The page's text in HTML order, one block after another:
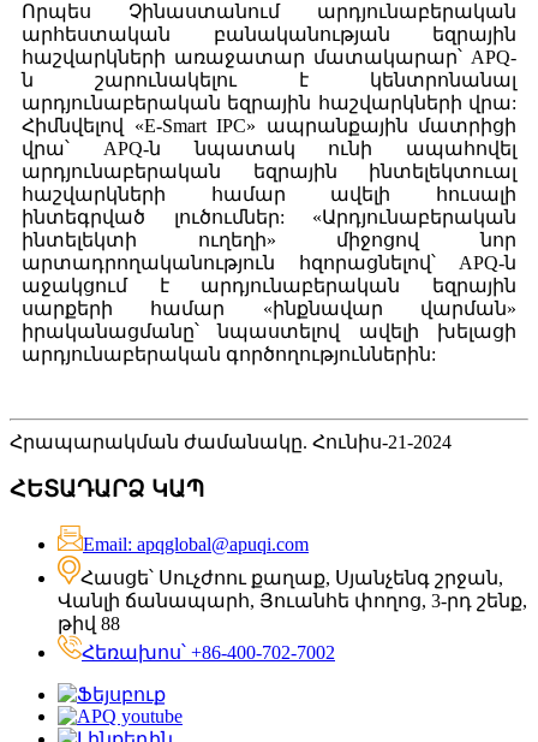
Որպես Չինաստանում արդյունաբերական
արհեստական ​​բանականության եզրային
հաշվարկների առաջատար մատակարար՝ APQ-
ն շարունակելու է կենտրոնանալ
արդյունաբերական եզրային հաշվարկների վրա:
Հիմնվելով «E-Smart IPC» ապրանքային մատրիցի
վրա՝ APQ-ն նպատակ ունի ապահովել
արդյունաբերական եզրային ինտելեկտուալ
հաշվարկների համար ավելի հուսալի
ինտեգրված լուծումներ: «Արդյունաբերական
ինտելեկտի ուղեղի» միջոցով նոր
արտադրողականություն հզորացնելով՝ APQ-ն
աջակցում է արդյունաբերական եզրային
սարքերի համար «ինքնավար վարման»
իրականացմանը՝ նպաստելով ավելի խելացի
արդյունաբերական գործողություններին:
Հրապարակման ժամանակը. Հունիս-21-2024
ՀԵՏԱԴԱՐՁ ԿԱՊ
Email: apqglobal@apuqi.com
Հասցե՝ Սուչժոու քաղաք, Սյանչենգ շրջան,
Վանլի ճանապարհ, Յուանհե փողոց, 3-րդ շենք,
թիվ 88
Հեռախոս՝ +86-400-702-7002